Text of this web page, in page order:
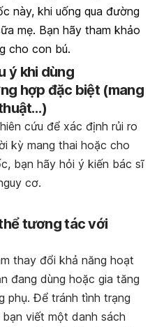
này, khi uống qua đường
mẹ. Bạn hãy tham khảo
cho con bú.
ý khi dùng
hợp đặc biệt (mang
cứu để xác định rủi ro
kỳ mang thai hoặc cho
bạn hãy hỏi ý kiến bác sĩ
cơ.
tương tác với
thay đổi khả năng hoạt
đang dùng hoặc gia tăng
phụ. Để tránh tình trạng
viết một danh sách